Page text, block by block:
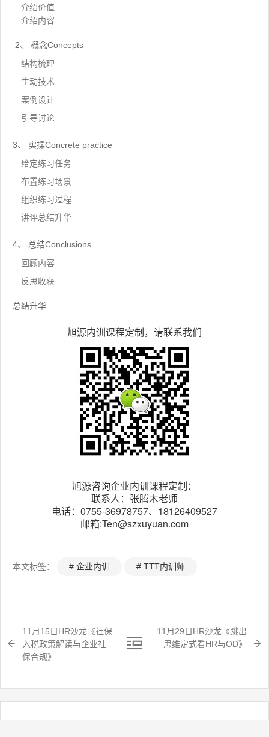
介绍价值
介绍内容
2、 概念Concepts
结构梳理
生动技术
案例设计
引导讨论
3、 实操Concrete practice
给定练习任务
布置练习场景
组织练习过程
讲评总结升华
4、 总结Conclusions
回顾内容
反思收获
总结升华
旭源内训课程定制，请联系我们
旭源咨询企业内训课程定制：
联系人：张腾木老师
电话：0755-36978757、18126409527
邮箱:Ten@szxuyuan.com
本文标签： # 企业内训 # TTT内训师
11月15日HR沙龙《社保
入税政策解读与企业社
保合规》
11月29日HR沙龙《跳出
思维定式看HR与OD》